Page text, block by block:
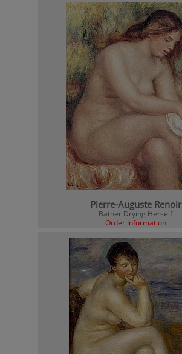
Pierre-Auguste Renoir
Bather Drying Herself
Order Information